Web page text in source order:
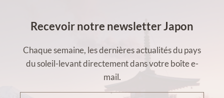
Recevoir notre newsletter Japon
Chaque semaine, les dernières actualités du pays
du soleil-levant directement dans votre boîte e-
mail.